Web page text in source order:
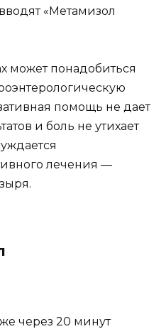
«Метамизол
может понадобиться
помощь не дает
и боль не утихает
лечения —
через 20 минут